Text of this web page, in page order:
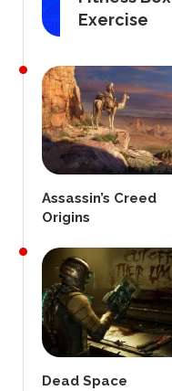
Exercise
Assassin’s Creed
Origins
Dead Space